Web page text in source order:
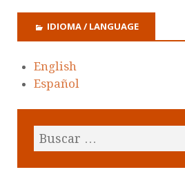
IDIOMA / LANGUAGE
English
Español